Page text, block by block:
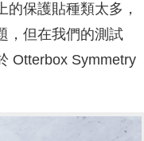
保護貼種類太多，
，但在我們的測試
Otterbox Symmetry